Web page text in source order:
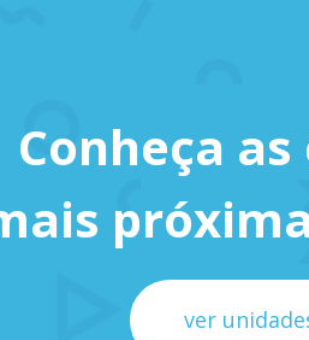
Conheça
ver